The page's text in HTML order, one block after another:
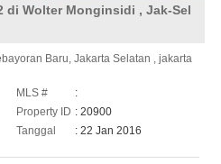
di Wolter Monginsidi , Jak-Sel
Baru, Jakarta Selatan , jakarta
MLS #
:
Property ID : 20900
Tanggal
: 22 Jan 2016